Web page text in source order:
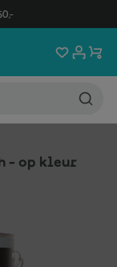
- op kleur